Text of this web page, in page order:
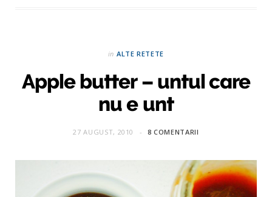
in ALTE RETETE
Apple butter – untul care
nu e unt
27 AUGUST, 2010 8 COMENTARII